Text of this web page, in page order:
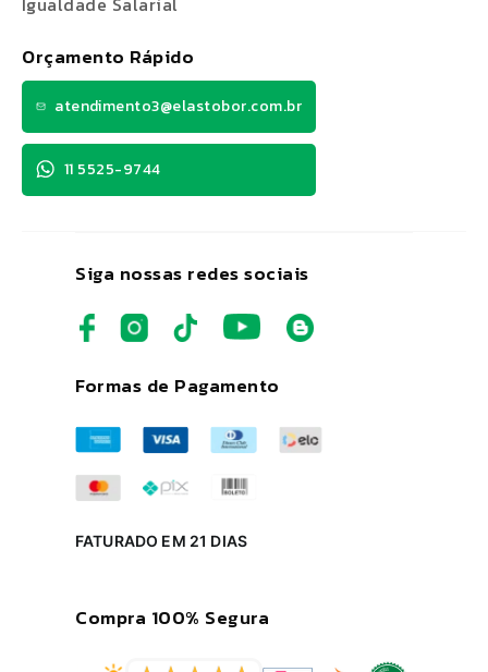
Siga nossas redes sociais
Formas de Pagamento
FATURADO EM 21 DIAS
Compra 100% Segura
Orçamento Rápido
atendimento3@elastobor.com.br
11 5525-9744